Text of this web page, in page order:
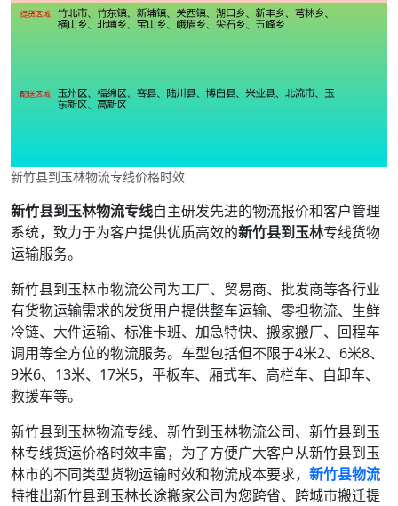
新竹县到玉林物流专线价格时效
新竹县到玉林物流专线自主研发先进的物流报价和客户管理
系统，致力于为客户提供优质高效的新竹县到玉林专线货物
运输服务。
新竹县到玉林市物流公司为工厂、贸易商、批发商等各行业
有货物运输需求的发货用户提供整车运输、零担物流、生鲜
冷链、大件运输、标准卡班、加急特快、搬家搬厂、回程车
调用等全方位的物流服务。车型包括但不限于4米2、6米8、
9米6、13米、17米5，平板车、厢式车、高栏车、自卸车、
救援车等。
新竹县到玉林物流专线、新竹到玉林物流公司、新竹县到玉
林专线货运价格时效丰富，为了方便广大客户从新竹县到玉
林市的不同类型货物运输时效和物流成本要求， 新竹县物流
特推出新竹县到玉林长途搬家公司为您跨省、跨城市搬迁提